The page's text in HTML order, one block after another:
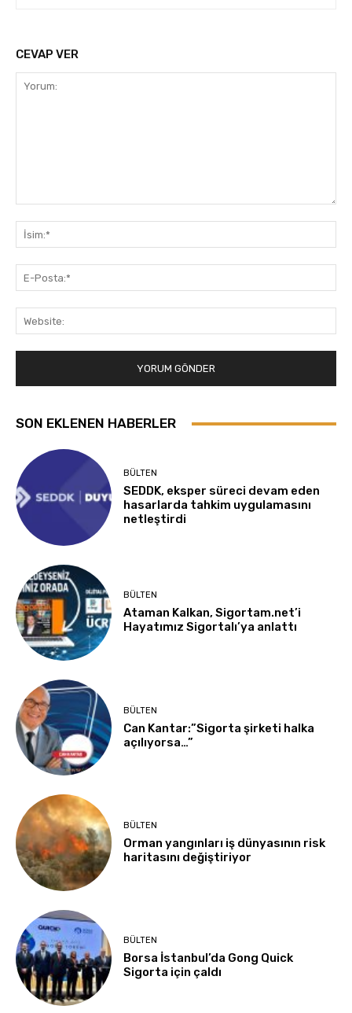
CEVAP VER
SON EKLENEN HABERLER
BÜLTEN
SEDDK, eksper süreci devam eden
hasarlarda tahkim uygulamasını
netleştirdi
BÜLTEN
Ataman Kalkan, Sigortam.net’i
Hayatımız Sigortalı’ya anlattı
BÜLTEN
Can Kantar:”Sigorta şirketi halka
açılıyorsa…”
BÜLTEN
Orman yangınları iş dünyasının risk
haritasını değiştiriyor
BÜLTEN
Borsa İstanbul’da Gong Quick
Sigorta için çaldı